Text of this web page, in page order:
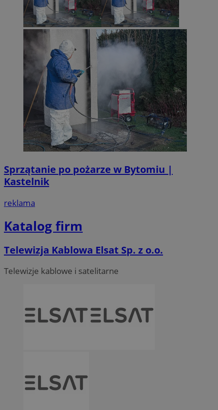
Sprzątanie po pożarze w Bytomiu |
Kastelnik
reklama
Katalog firm
Telewizja Kablowa Elsat Sp. z o.o.
Telewizje kablowe i satelitarne